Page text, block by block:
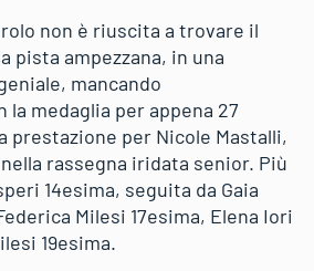
non è riuscita a trovare il
pista ampezzana, in una
mancando
la medaglia per appena 27
prestazione per Nicole Mastalli,
rassegna iridata senior. Più
14esima, seguita da Gaia
Milesi 17esima, Elena Iori
19esima.